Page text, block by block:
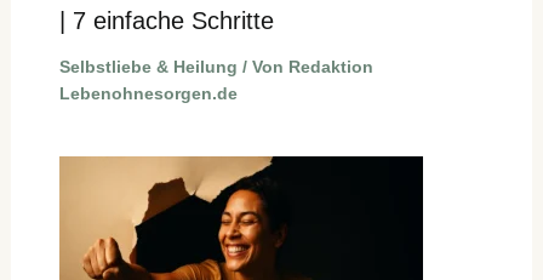
| 7 einfache Schritte
Selbstliebe & Heilung / Von Redaktion
Lebenohnesorgen.de